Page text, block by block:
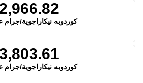
2,966.82
كوردوبه نيكاراجوية/جرام
كوردوبه نيكاراجوية/جرام